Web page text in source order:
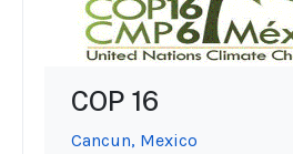
COP 16
Cancun, Mexico